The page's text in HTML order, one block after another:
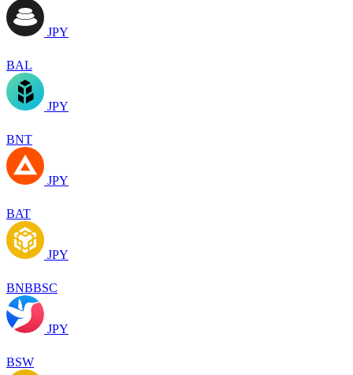
JPY
BAL
JPY
BNT
JPY
BAT
JPY
BNBBSC
JPY
BSW